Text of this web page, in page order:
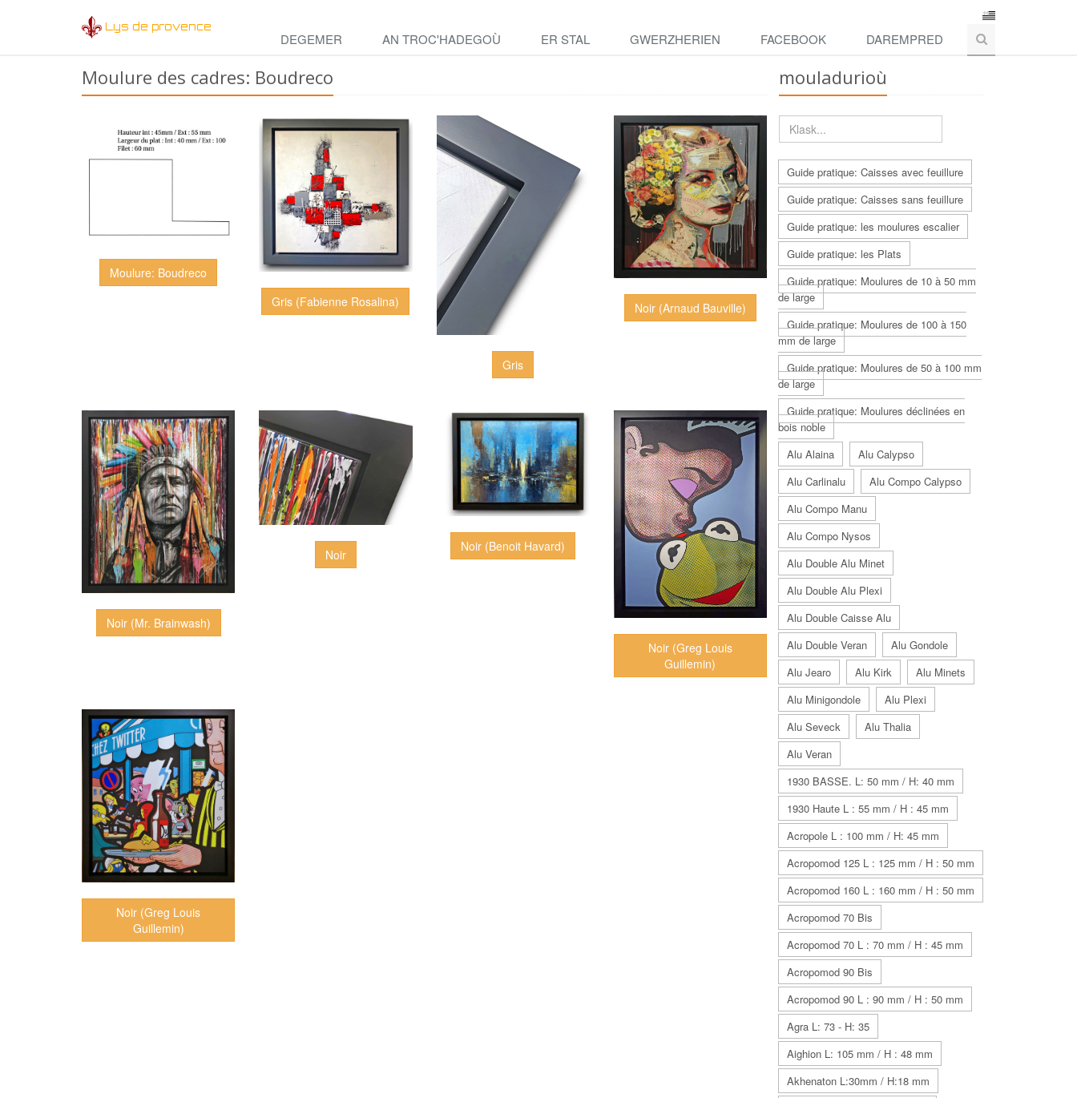
Lys de provence
DEGEMER AN TROC'HADEGOÙ ER STAL GWERZHERIEN FACEBOOK DAREMPRED
Moulure des cadres: Boudreco
Moulure: Boudreco
Gris (Fabienne Rosalina)
Gris
Noir (Arnaud Bauville)
Noir (Mr. Brainwash)
Noir
Noir (Benoit Havard)
Noir (Greg Louis
Guillemin)
Noir (Greg Louis
Guillemin)
mouladurioù
Guide pratique: Caisses avec feuillure
Guide pratique: Caisses sans feuillure
Guide pratique: les moulures escalier
Guide pratique: les Plats
Guide pratique: Moulures de 10 à 50 mm
de large
Guide pratique: Moulures de 100 à 150
mm de large
Guide pratique: Moulures de 50 à 100 mm
de large
Guide pratique: Moulures déclinées en
bois noble
Alu Alaina
Alu Calypso
Alu Carlinalu
Alu Compo Calypso
Alu Compo Manu
Alu Compo Nysos
Alu Double Alu Minet
Alu Double Alu Plexi
Alu Double Caisse Alu
Alu Double Veran
Alu Gondole
Alu Jearo
Alu Kirk
Alu Minets
Alu Minigondole
Alu Plexi
Alu Seveck
Alu Thalia
Alu Veran
1930 BASSE. L: 50 mm / H: 40 mm
1930 Haute L : 55 mm / H : 45 mm
Acropole L : 100 mm / H: 45 mm
Acropomod 125 L : 125 mm / H : 50 mm
Acropomod 160 L : 160 mm / H : 50 mm
Acropomod 70 Bis
Acropomod 70 L : 70 mm / H : 45 mm
Acropomod 90 Bis
Acropomod 90 L : 90 mm / H : 50 mm
Agra L: 73 - H: 35
Aighion L: 105 mm / H : 48 mm
Akhenaton L:30mm / H:18 mm